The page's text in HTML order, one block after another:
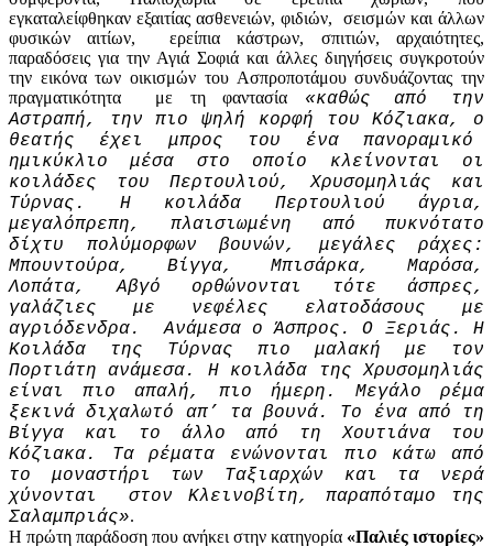
εγκαταλείφθηκαν εξαιτίας ασθενειών, φιδιών, σεισμών και άλλων
φυσικών αιτίων, ερείπια κάστρων, σπιτιών, αρχαιότητες,
παραδόσεις για την Αγιά Σοφιά και άλλες διηγήσεις συγκροτούν
την εικόνα των οικισμών του Ασπροποτάμου συνδυάζοντας την
πραγματικότητα με τη φαντασία «καθώς από την
Αστραπή, την πιο ψηλή κορφή του Κόζιακα, ο
θεατής έχει μπρος του ένα πανοραμικό
ημικύκλιο μέσα στο οποίο κλείνονται οι
κοιλάδες του Περτουλιού, Χρυσομηλιάς και
Τύρνας. Η κοιλάδα Περτουλιού άγρια,
μεγαλόπρεπη, πλαισιωμένη από πυκνότατο
δίχτυ πολύμορφων βουνών, μεγάλες ράχες:
Μπουντούρα, Βίγγα, Μπισάρκα, Μαρόσα,
Λοπάτα, Αβγό ορθώνονται τότε άσπρες,
γαλάζιες με νεφέλες ελατοδάσους με
αγριόδενδρα. Ανάμεσα ο Άσπρος. Ο Ξεριάς. Η
Κοιλάδα της Τύρνας πιο μαλακή με τον
Πορτιάτη ανάμεσα. Η κοιλάδα της Χρυσομηλιάς
είναι πιο απαλή, πιο ήμερη. Μεγάλο ρέμα
ξεκινά διχαλωτό απ’ τα βουνά. Το ένα από τη
Βίγγα και το άλλο από τη Χουτιάνα του
Κόζιακα. Τα ρέματα ενώνονται πιο κάτω από
το μοναστήρι των Ταξιαρχών και τα νερά
χύνονται στον Κλεινοβίτη, παραπόταμο της
Σαλαμπριάς».
Η πρώτη παράδοση που ανήκει στην κατηγορία «Παλιές ιστορίες»